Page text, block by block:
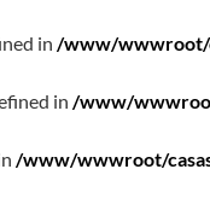
in /www/wwwroot/
in /www/
/www/wwwroot/